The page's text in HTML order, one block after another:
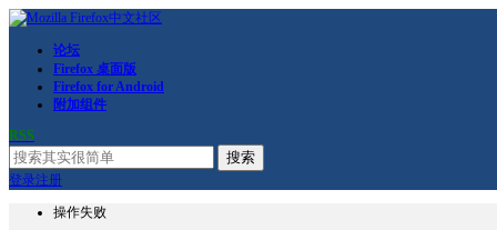
论坛
Firefox 桌面版
Firefox for Android
附加组件
RSS
搜索
登录注册
操作失败